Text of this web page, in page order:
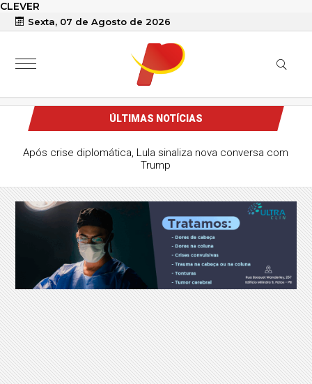
CLEVER
Sexta, 07 de Agosto de 2026
ÚLTIMAS NOTÍCIAS
Após crise diplomática, Lula sinaliza nova conversa com
Trump